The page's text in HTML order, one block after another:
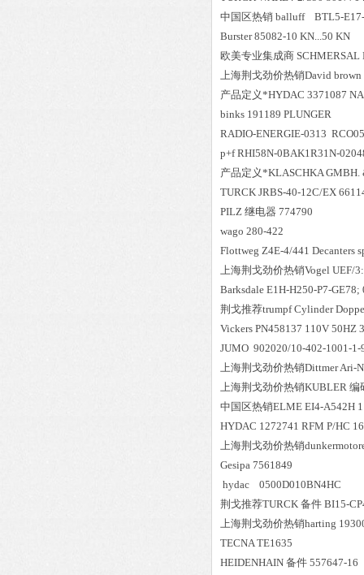
中国区热销 balluff BTL5-E17-
Burster 85082-10 KN...50 KN
欧美专业集成商 SCHMERSAL
上海荆戈劲价热销David
产品定义*HYDAC 3371087
binks 191189 PLUNGER
RADIO-ENERGIE-0313
p+f RHI58N-0BAK1R31N-
产品定义*KLASCHKA GMBH.
TURCK JRBS-40-12C/EX
PILZ 继电器 774790
wago 280-422
Flottweg Z4E-4/441 Decanters
上海荆戈劲价热销Vogel UEF/
Barksdale E1H-H250-P7-
荆戈推荐trumpf Cylinder
Vickers PN458137 110V 50HZ
JUMO 902020/10-402-1001-1-
上海荆戈劲价热销Dittmer Ari-
上海荆戈劲价热销KUBLER 编
中国区热销ELME EI4-A542H
HYDAC 1272741 RFM P/HC
上海荆戈劲价热销
Gesipa 7561849
hydac 0500D010BN4HC
荆戈推荐TURCK 备件 BI15-
上海荆戈劲价热销harting
TECNA TE1635
HEIDENHAIN 备件 557647-16